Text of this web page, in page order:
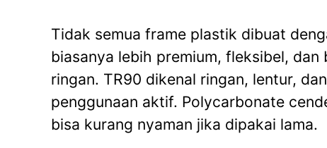
Tidak semua frame plastik dibuat
biasanya lebih premium, fleksibel,
ringan. TR90 dikenal ringan, lentur,
penggunaan aktif. Polycarbonate
bisa kurang nyaman jika dipakai lama.